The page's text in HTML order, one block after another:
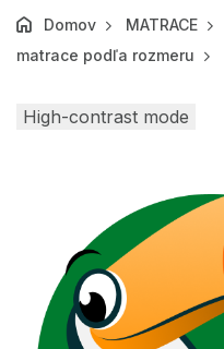
Domov MATRACE
matrace podľa rozmeru
High-contrast mode